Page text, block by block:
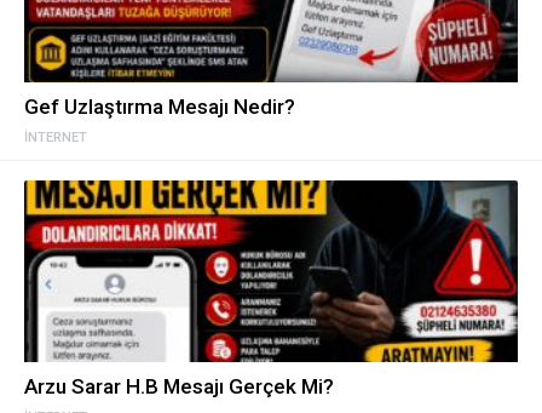
İNTERNET
Gef Uzlaştırma Mesajı Nedir?
Arzu Sarar H.B Mesajı Gerçek Mi?